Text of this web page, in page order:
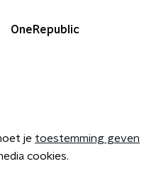
OneRepublic
je toestemming geven
cookies.